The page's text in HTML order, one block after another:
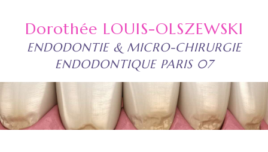
Dorothée LOUIS-OLSZEWSKI
ENDODONTIE & MICRO-CHIRURGIE
ENDODONTIQUE PARIS 07